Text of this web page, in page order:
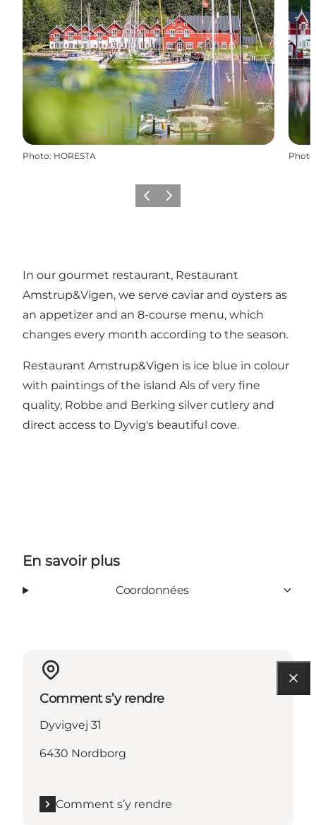
Photo: HORESTA Photo
PrécédentSuivant
In our gourmet restaurant, Restaurant
Amstrup&Vigen, we serve caviar and oysters as
an appetizer and an 8-course menu, which
changes every month according to the season.
Restaurant Amstrup&Vigen is ice blue in colour
with paintings of the island Als of very fine
quality, Robbe and Berking silver cutlery and
direct access to Dyvig's beautiful cove.
En savoir plus
Coordonnées
Comment s’y rendre
Dyvigvej 31
6430 Nordborg
Comment s’y rendre